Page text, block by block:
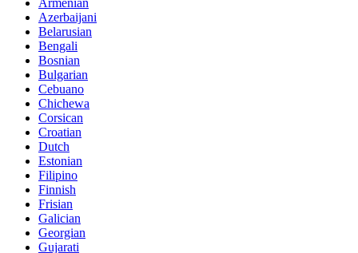
Armenian
Azerbaijani
Belarusian
Bengali
Bosnian
Bulgarian
Cebuano
Chichewa
Corsican
Croatian
Dutch
Estonian
Filipino
Finnish
Frisian
Galician
Georgian
Gujarati